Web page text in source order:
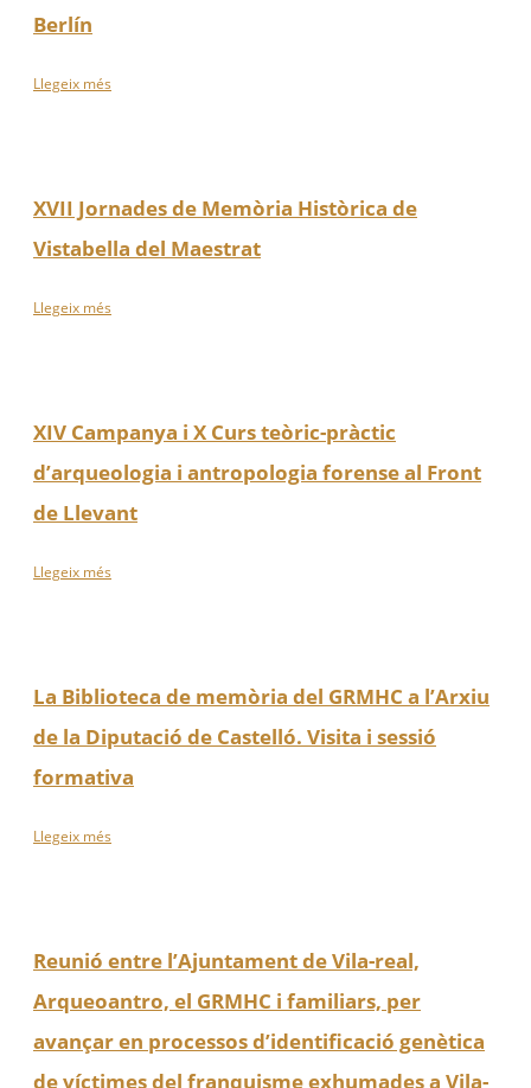
Berlín
Llegeix més
XVII Jornades de Memòria Històrica de
Vistabella del Maestrat
Llegeix més
XIV Campanya i X Curs teòric-pràctic
d’arqueologia i antropologia forense al Front
de Llevant
Llegeix més
La Biblioteca de memòria del GRMHC a l’Arxiu
de la Diputació de Castelló. Visita i sessió
formativa
Llegeix més
Reunió entre l’Ajuntament de Vila-real,
Arqueoantro, el GRMHC i familiars, per
avançar en processos d’identificació genètica
de víctimes del franquisme exhumades a Vila-